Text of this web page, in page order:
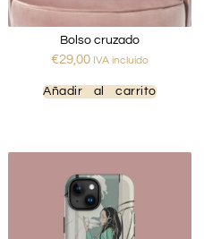
Bolso cruzado
€29,00 IVA incluido
Añadir al carrito